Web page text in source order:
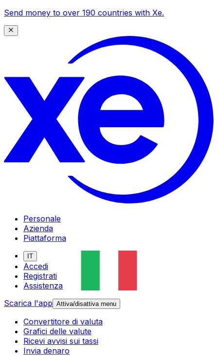
Send money to over 190 countries with Xe.
Personale
Azienda
Piattaforma
IT
Accedi
Registrati
Assistenza
Scarica l'app Attiva/disattiva menu
Convertitore di valuta
Grafici delle valute
Ricevi avvisi sui tassi
Invia denaro